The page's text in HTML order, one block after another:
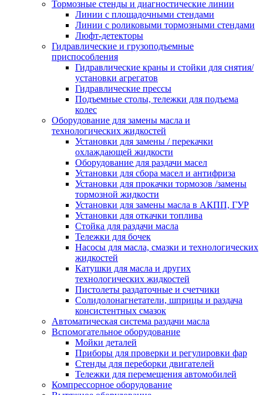
Тормозные стенды и диагностические линии
Линии с площадочными стендами
Линии с роликовыми тормозными стендами
Люфт-детекторы
Гидравлические и грузоподъемные
приспособления
Гидравлические краны и стойки для снятия/
установки агрегатов
Гидравлические прессы
Подъемные столы, тележки для подъема
колес
Оборудование для замены масла и
технологических жидкостей
Установки для замены / перекачки
охлаждающей жидкости
Оборудование для раздачи масел
Установки для сбора масел и антифриза
Установки для прокачки тормозов /замены
тормозной жидкости
Установки для замены масла в АКПП, ГУР
Установки для откачки топлива
Стойка для раздачи масла
Тележки для бочек
Насосы для масла, смазки и технологических
жидкостей
Катушки для масла и других
технологических жидкостей
Пистолеты раздаточные и счетчики
Солидолонагнетатели, шприцы и раздача
консистентных смазок
Автоматическая система раздачи масла
Вспомогательное оборудование
Мойки деталей
Приборы для проверки и регулировки фар
Стенды для переборки двигателей
Тележки для перемещения автомобилей
Компрессорное оборудование